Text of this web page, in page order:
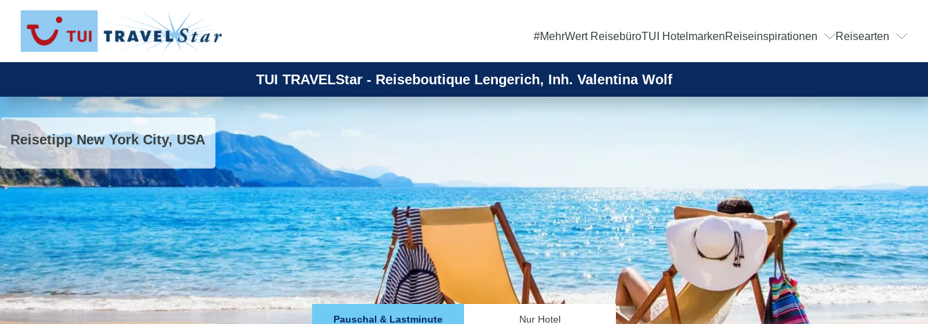
#MehrWert ReisebüroTUI HotelmarkenReiseinspirationen Reisearten
TUI TRAVELStar - Reiseboutique Lengerich, Inh. Valentina Wolf
Reisetipp New York City, USA
Pauschal & Lastminute Nur Hotel